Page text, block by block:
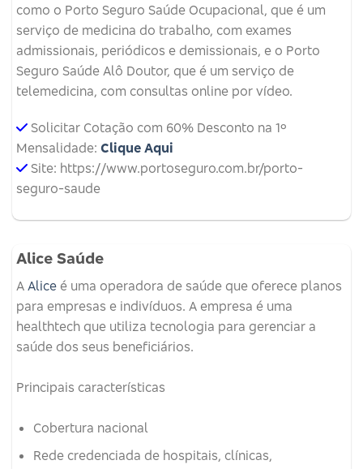
como o Porto Seguro Saúde Ocupacional, que é um
serviço de medicina do trabalho, com exames
admissionais, periódicos e demissionais, e o Porto
Seguro Saúde Alô Doutor, que é um serviço de
telemedicina, com consultas online por vídeo.
Solicitar Cotação com 60% Desconto na 1º
Mensalidade: Clique Aqui
Site: https://www.portoseguro.com.br/porto-
seguro-saude
Alice Saúde
A Alice é uma operadora de saúde que oferece planos
para empresas e indivíduos. A empresa é uma
healthtech que utiliza tecnologia para gerenciar a
saúde dos seus beneficiários.
Principais características
Cobertura nacional
Rede credenciada de hospitais, clínicas,